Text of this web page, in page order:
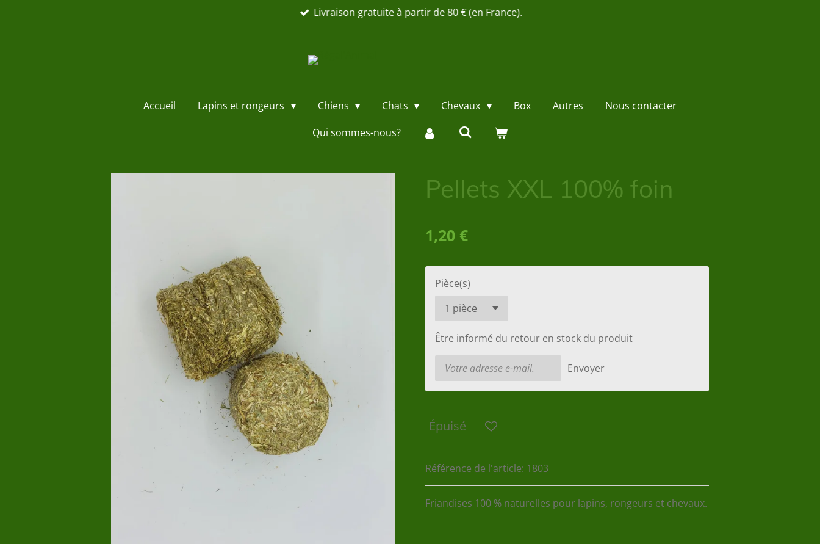
Livraison gratuite à partir de 80 € (en France).
Accueil Lapins et rongeurs Chiens Chats Chevaux Box Autres
Nous contacter
Qui sommes-nous?
Pellets XXL 100% foin
1,20 €
Pièce(s)
Être informé du retour en stock du produit
Envoyer
Épuisé
Référence de l'article: 1803
Friandises 100 % naturelles pour lapins, rongeurs et chevaux.